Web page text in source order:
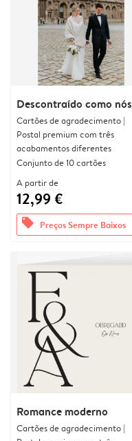
Descontraído como nós
Cartões de agradecimento |
Postal premium com três
acabamentos diferentes
Conjunto de 10 cartões
A partir de
12,99 €
offers Preços Sempre Baixos
Romance moderno
Cartões de agradecimento |